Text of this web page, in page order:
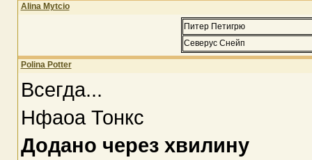
Alina Mytcio
Питер Петигрю
Северус Снейп
Polina Potter
Всегда...
Нфаоа Тонкс
Додано через хвилину